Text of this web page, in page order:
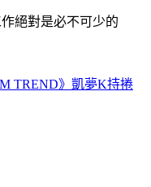
絕對是必不可少的
TREND》凱夢K持捲